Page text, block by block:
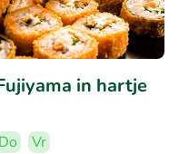
in hartje
Do
Vr